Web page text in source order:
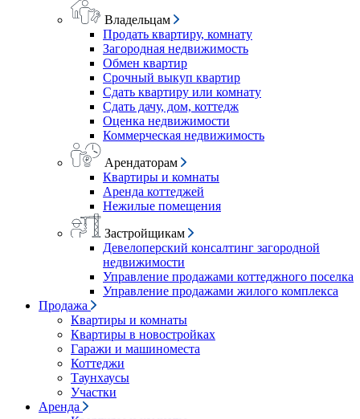
Владельцам
Продать квартиру, комнату
Загородная недвижимость
Обмен квартир
Срочный выкуп квартир
Сдать квартиру или комнату
Сдать дачу, дом, коттедж
Оценка недвижимости
Коммерческая недвижимость
Арендаторам
Квартиры и комнаты
Аренда коттеджей
Нежилые помещения
Застройщикам
Девелоперский консалтинг загородной
недвижимости
Управление продажами коттеджного поселка
Управление продажами жилого комплекса
Продажа
Квартиры и комнаты
Квартиры в новостройках
Гаражи и машиноместа
Коттеджи
Таунхаусы
Участки
Аренда